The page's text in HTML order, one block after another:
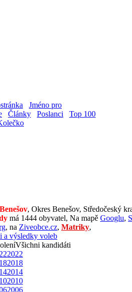
Jméno pro
Články Poslanci
Top 100
Benešov, Okres Benešov, Středočeský
má 1444 obyvatel, Na mapě Googlu,
, na Ziveobce.cz, Matriky,
a výsledky voleb
Všichni kandidáti
2022
2018
2014
2010
2006